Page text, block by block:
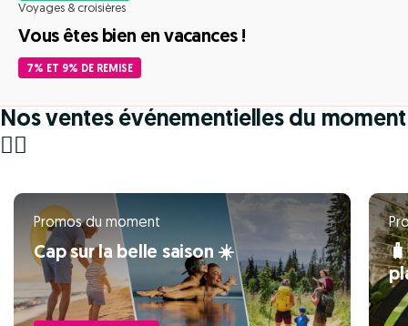
Voyages & croisières
Vous êtes bien en vacances !
7% ET 9% DE REMISE
Nos ventes événementielles du moment
🏃‍♀️
Promos du moment
Cap sur la belle saison ☀️